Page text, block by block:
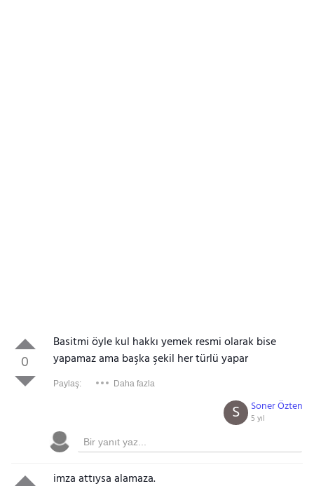
0
Basitmi öyle kul hakkı yemek resmi olarak bise
yapamaz ama başka şekil her türlü yapar
Paylaş: Daha fazla
Soner Özten
5 yıl
S
imza attıysa alamaza.